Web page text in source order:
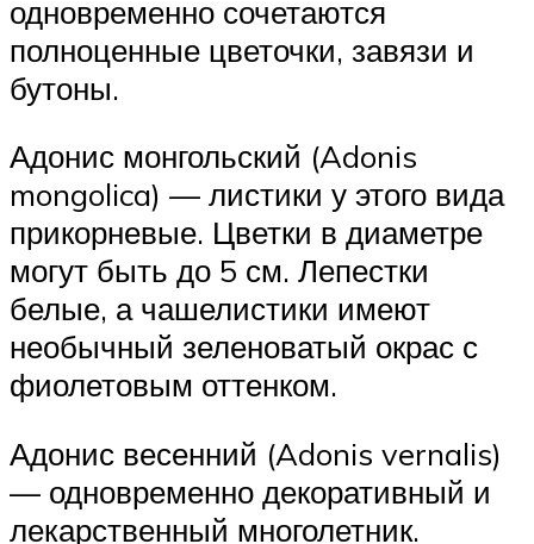
одновременно сочетаются
полноценные цветочки, завязи и
бутоны.
Адонис монгольский (Adonis
mongolica) — листики у этого вида
прикорневые. Цветки в диаметре
могут быть до 5 см. Лепестки
белые, а чашелистики имеют
необычный зеленоватый окрас с
фиолетовым оттенком.
Адонис весенний (Adonis vernalis)
— одновременно декоративный и
лекарственный многолетник.